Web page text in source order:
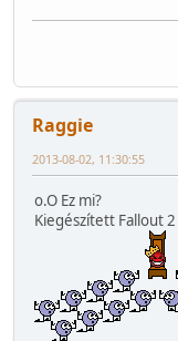
Raggie
2013-08-02, 11:30:55
o.O Ez mi?
Kiegészített Fallout 2